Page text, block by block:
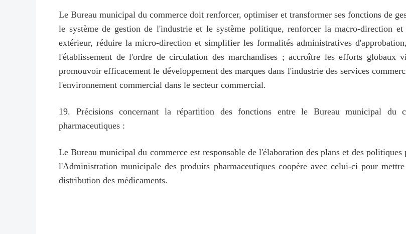
Le Bureau municipal du commerce doit renforcer, optimiser et transformer ses fonctions de
le système de gestion de l'industrie et le système politique, renforcer la macro-direction
extérieur, réduire la micro-direction et simplifier les formalités administratives
l'établissement de l'ordre de circulation des marchandises ; accroître les efforts globaux
promouvoir efficacement le développement des marques dans l'industrie des services
l'environnement commercial dans le secteur commercial.
19. Précisions concernant la répartition des fonctions entre le Bureau municipal du
pharmaceutiques :
Le Bureau municipal du commerce est responsable de l'élaboration des plans et des
l'Administration municipale des produits pharmaceutiques coopère avec celui-ci pour
distribution des médicaments.